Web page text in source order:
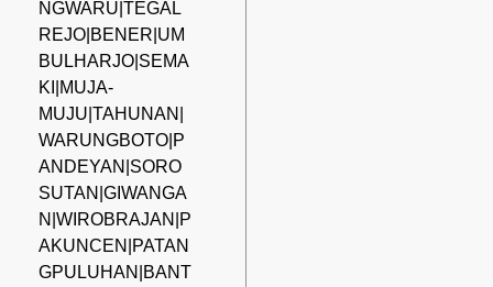
NGWARU|TEGAL
REJO|BENER|UM
BULHARJO|SEMA
KI|MUJA-
MUJU|TAHUNAN|
WARUNGBOTO|P
ANDEYAN|SORO
SUTAN|GIWANGA
N|WIROBRAJAN|P
AKUNCEN|PATAN
GPULUHAN|BANT